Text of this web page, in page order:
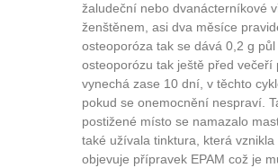
žaludeční nebo dvanácterníkové
ženštěnem, asi dva měsíce
osteoporóza tak se dává 0,2 g
osteoporózu tak ještě před
vynechá zase 10 dní, v těchto
pokud se onemocnění nespraví.
postižené místo se namazalo
také užívala tinktura, která
objevuje přípravek EPAM což je